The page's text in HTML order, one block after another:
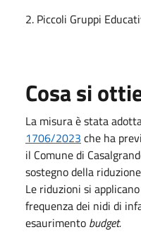
2. Piccoli Gruppi
Cosa si
La misura è stata
1706/2023 che ha
il Comune di
sostegno della
Le riduzioni si
frequenza dei nidi di
esaurimento budget.